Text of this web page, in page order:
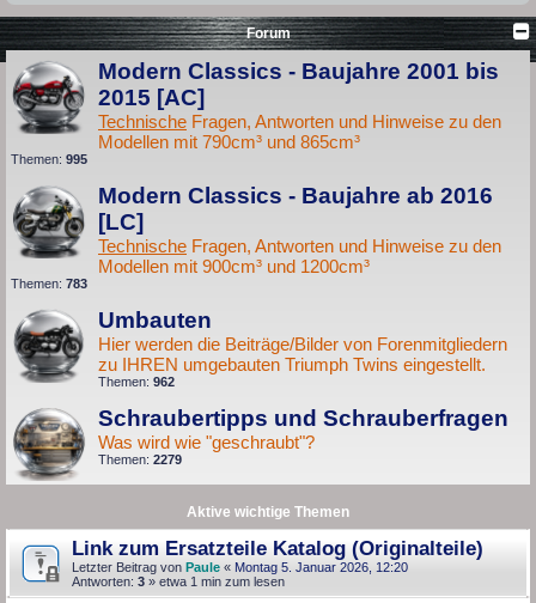
Forum
Modern Classics - Baujahre 2001 bis
2015 [AC]
Technische Fragen, Antworten und Hinweise zu den
Modellen mit 790cm³ und 865cm³
Themen: 995
Modern Classics - Baujahre ab 2016
[LC]
Technische Fragen, Antworten und Hinweise zu den
Modellen mit 900cm³ und 1200cm³
Themen: 783
Umbauten
Hier werden die Beiträge/Bilder von Forenmitgliedern
zu IHREN umgebauten Triumph Twins eingestellt.
Themen: 962
Schraubertipps und Schrauberfragen
Was wird wie "geschraubt"?
Themen: 2279
Aktive wichtige Themen
Link zum Ersatzteile Katalog (Originalteile)
Letzter Beitrag von Paule « Montag 5. Januar 2026, 12:20
Antworten: 3 » etwa 1 min zum lesen